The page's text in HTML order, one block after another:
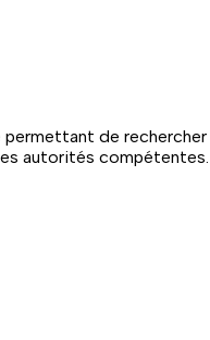
de
autorités compétentes.